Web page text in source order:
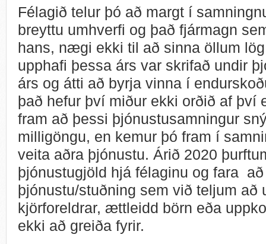
Félagið telur þó að margt í
breyttu umhverfi og það fjármagn
hans, nægi ekki til að sinna öllum
upphafi þessa árs var skrifað undir
árs og átti að byrja vinna í
það hefur því miður ekki orðið af því
fram að þessi þjónustusamningur
milligöngu, en kemur þó fram í
veita aðra þjónustu. Árið 2020
þjónustugjöld hjá félaginu og fara
þjónustu/stuðning sem við teljum að
kjörforeldrar, ættleidd börn eða
ekki að greiða fyrir.